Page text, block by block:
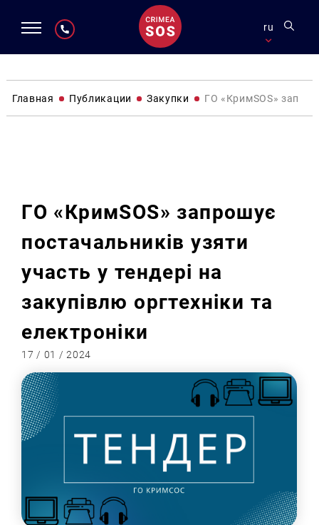
ru
Главная Публикации Закупки ГО «КримSOS»
ГО «КримSOS» запрошує
постачальників узяти
участь у тендері на
закупівлю оргтехніки та
електроніки
17 / 01 / 2024